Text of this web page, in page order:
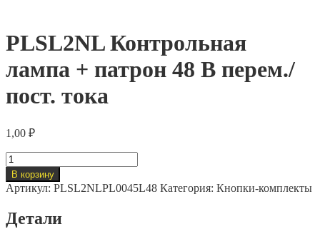
PLSL2NL Контрольная
лампа + патрон 48 В перем./
пост. тока
1,00 ₽
Количество
товара
PLSL2NL
Контрольная
+
В корзину
Артикул: PLSL2NLPL0045L48 Категория: Кнопки-комплекты
Детали